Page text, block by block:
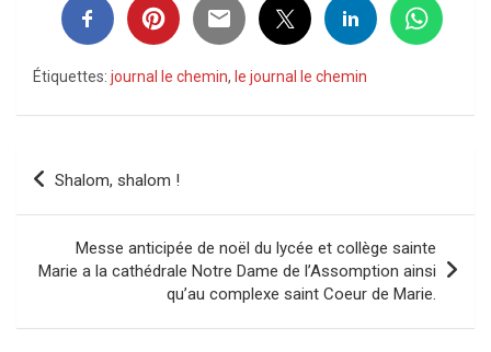
Étiquettes: journal le chemin, le journal le chemin
Navigation
Shalom, shalom !
Messe anticipée de noël du lycée et collège sainte
Marie a la cathédrale Notre Dame de l’Assomption ainsi
qu’au complexe saint Coeur de Marie.